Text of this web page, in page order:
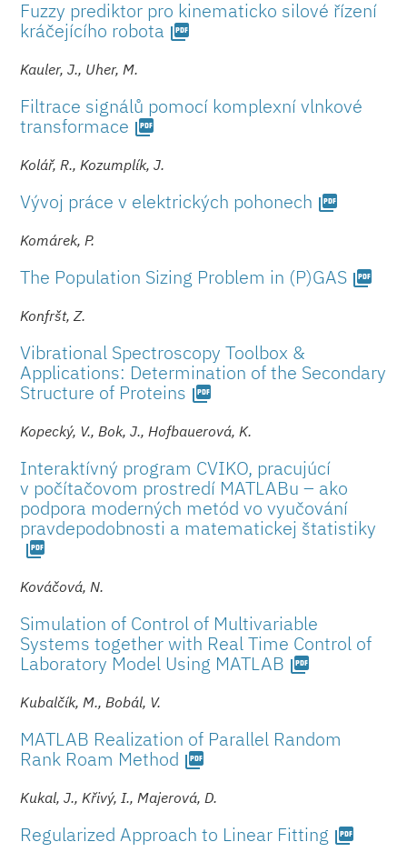
Fuzzy prediktor pro kinematicko silové řízení
kráčejícího robota picture_as_pdf
Kauler, J., Uher, M.
Filtrace signálů pomocí komplexní vlnkové
transformace picture_as_pdf
Kolář, R., Kozumplík, J.
Vývoj práce v elektrických pohonech picture_as_pdf
Komárek, P.
The Population Sizing Problem in (P)GAS picture_as_pdf
Konfršt, Z.
Vibrational Spectroscopy Toolbox &
Applications: Determination of the Secondary
Structure of Proteins picture_as_pdf
Kopecký, V., Bok, J., Hofbauerová, K.
Interaktívný program CVIKO, pracujúcí
v počítačovom prostredí MATLABu – ako
podpora moderných metód vo vyučování
pravdepodobnosti a matematickej štatistiky
picture_as_pdf
Kováčová, N.
Simulation of Control of Multivariable
Systems together with Real Time Control of
Laboratory Model Using MATLAB picture_as_pdf
Kubalčík, M., Bobál, V.
MATLAB Realization of Parallel Random
Rank Roam Method picture_as_pdf
Kukal, J., Křivý, I., Majerová, D.
Regularized Approach to Linear Fitting picture_as_pdf